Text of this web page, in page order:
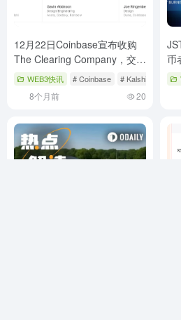
12月22日Coinbase宣布收购
The Clearing Company，交易
预计1月完成
WEB3快讯 # Coinbase # Kalshi #
8个月前 20
币